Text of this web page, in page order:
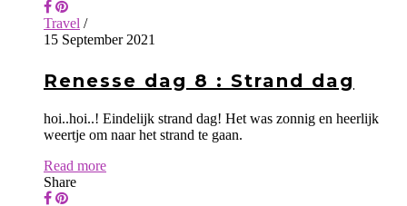
Travel /
15 September 2021
Renesse dag 8 : Strand dag
hoi..hoi..! Eindelijk strand dag! Het was zonnig en heerlijk
weertje om naar het strand te gaan.
Read more
Share